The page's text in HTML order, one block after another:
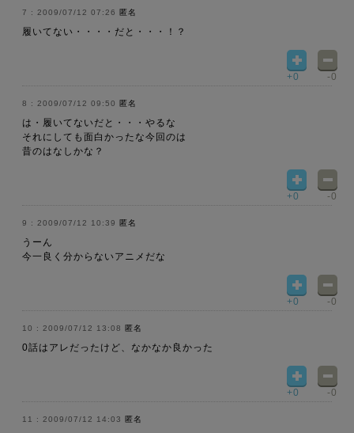
2009/07/12 07:26 匿名
履いてない・・・・だと・・・！？
+0 -0
2009/07/12 09:50 匿名
は・履いてないだと・・・やるな
それにしても面白かったな今回のは
昔のはなしかな？
+0 -0
2009/07/12 10:39 匿名
うーん
今一良く分からないアニメだな
+0 -0
2009/07/12 13:08 匿名
0話はアレだったけど、なかなか良かった
+0 -0
2009/07/12 14:03 匿名